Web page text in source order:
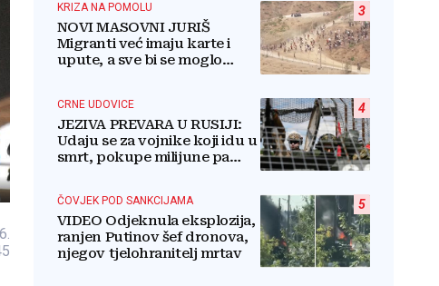
3
KRIZA NA POMOLU
NOVI MASOVNI JURIŠ
Migranti već imaju karte i
upute, a sve bi se moglo
4
CRNE UDOVICE
JEZIVA PREVARA U RUSIJI:
Udaju se za vojnike koji idu u
smrt, pokupe milijune pa
5
ČOVJEK POD SANKCIJAMA
VIDEO Odjeknula eksplozija,
ranjen Putinov šef dronova,
njegov tjelohranitelj mrtav